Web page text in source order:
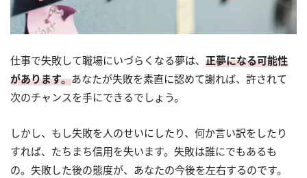
仕事で失敗して職場にいづらくなる夢は、 正夢になる可能性
があります。あなたが失敗を素直に認めて謝れば、許されて
次のチャンスを手にできるでしょう。
しかし、もし失敗を人のせいにしたり、何か言い訳をしたり
すれば、たちまち信用を失います。失敗は誰にでもあるも
の。失敗した後の態度が、あなたの今後を左右するのです。